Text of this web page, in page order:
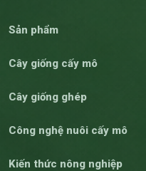
Sản phẩm
Cây giống cấy mô
Cây giống ghép
Công nghệ nuôi cấy mô
Kiến thức nông nghiệp